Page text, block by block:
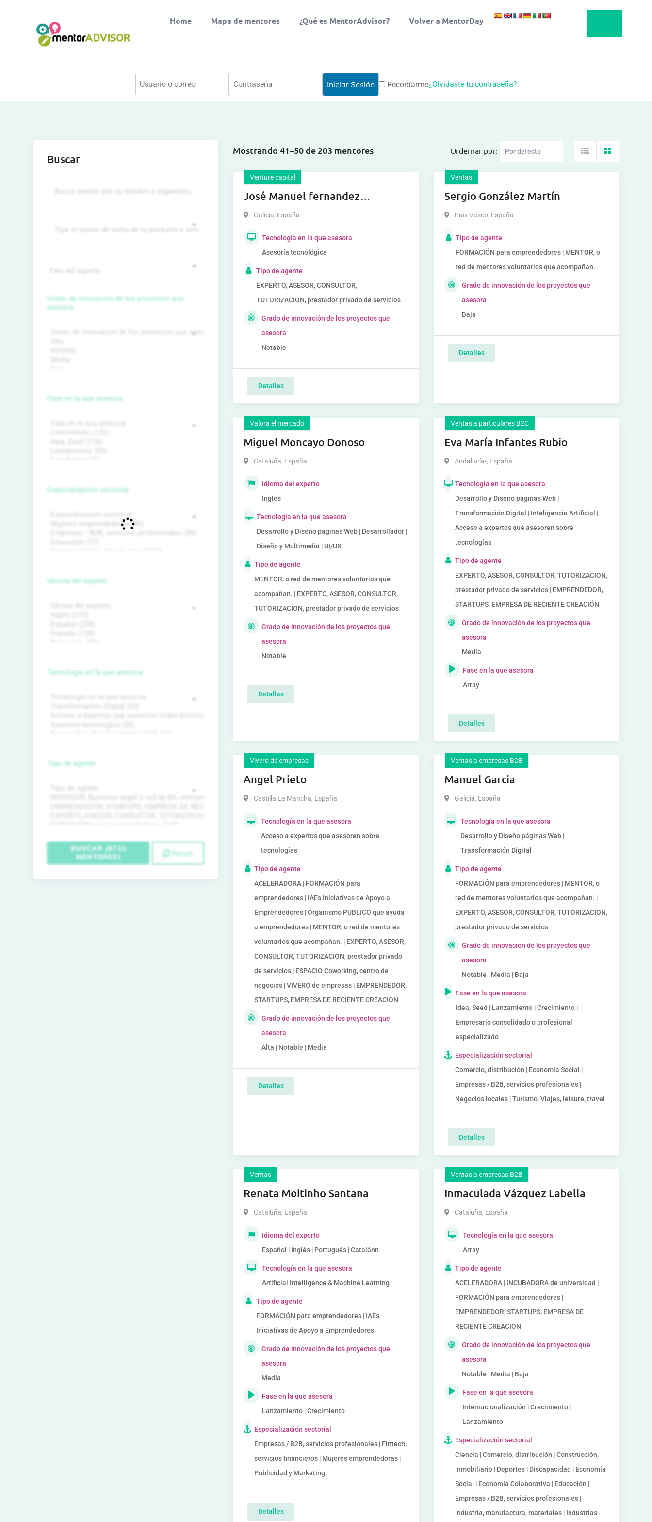
Home Mapa de mentores ¿Qué es MentorAdvisor? Volver a MentorDay
Recordarme¿Olvidaste tu contraseña?
Mostrando 41–50 de 203 mentores Ordernar por:
Venture capital
José Manuel fernandez
fernandez
Galicia, España
Tecnología en la que asesora
Asesoría tecnológica
Tipo de agente
EXPERTO, ASESOR, CONSULTOR,
TUTORIZACION, prestador privado de servicios
Grado de innovación de los proyectos que
asesora
Notable
Detalles
Ventas
Sergio González Martín
Pais Vasco, España
Tipo de agente
FORMACIÓN para emprendedores | MENTOR, o
red de mentores voluntarios que acompañan.
Grado de innovación de los proyectos que
asesora
Baja
Detalles
Valora el mercado
Miguel Moncayo Donoso
Cataluña, España
Idioma del experto
Inglés
Tecnología en la que asesora
Desarrollo y Diseño páginas Web | Desarrollador |
Diseño y Multimedia | UI/UX
Tipo de agente
MENTOR, o red de mentores voluntarios que
acompañan. | EXPERTO, ASESOR, CONSULTOR,
TUTORIZACION, prestador privado de servicios
Grado de innovación de los proyectos que
asesora
Notable
Detalles
Ventas a particulares B2C
Eva María Infantes Rubio
Andalucía-, España
Tecnología en la que asesora
Desarrollo y Diseño páginas Web |
Transformación Digital | Inteligencia Artificial |
Acceso a expertos que asesoren sobre
tecnologías
Tipo de agente
EXPERTO, ASESOR, CONSULTOR, TUTORIZACION,
prestador privado de servicios | EMPRENDEDOR,
STARTUPS, EMPRESA DE RECIENTE CREACIÓN
Grado de innovación de los proyectos que
asesora
Media
Fase en la que asesora
Array
Detalles
Vivero de empresas
Angel Prieto
Castilla La Mancha, España
Tecnología en la que asesora
Acceso a expertos que asesoren sobre
tecnologías
Tipo de agente
ACELERADORA | FORMACIÓN para
emprendedores | IAEs Iniciativas de Apoyo a
Emprendedores | Organismo PUBLICO que ayuda
a emprendedores | MENTOR, o red de mentores
voluntarios que acompañan. | EXPERTO, ASESOR,
CONSULTOR, TUTORIZACION, prestador privado
de servicios | ESPACIO Coworking, centro de
negocios | VIVERO de empresas | EMPRENDEDOR,
STARTUPS, EMPRESA DE RECIENTE CREACIÓN
Grado de innovación de los proyectos que
asesora
Alta | Notable | Media
Detalles
Ventas a empresas B2B
Manuel Garcia
Galicia, España
Tecnología en la que asesora
Desarrollo y Diseño páginas Web |
Transformación Digital
Tipo de agente
FORMACIÓN para emprendedores | MENTOR, o
red de mentores voluntarios que acompañan. |
EXPERTO, ASESOR, CONSULTOR, TUTORIZACION,
prestador privado de servicios
Grado de innovación de los proyectos que
asesora
Notable | Media | Baja
Fase en la que asesora
Idea, Seed | Lanzamiento | Crecimiento |
Empresario consolidado o profesional
especializado
Especialización sectorial
Comercio, distribución | Economía Social |
Empresas / B2B, servicios profesionales |
Negocios locales | Turismo, Viajes, leisure, travel
Detalles
Ventas
Renata Moitinho Santana
Cataluña, España
Idioma del experto
Español | Inglés | Portugués | Catalánn
Tecnología en la que asesora
Artificial Intelligence & Machine Learning
Tipo de agente
FORMACIÓN para emprendedores | IAEs
Iniciativas de Apoyo a Emprendedores
Grado de innovación de los proyectos que
asesora
Media
Fase en la que asesora
Lanzamiento | Crecimiento
Especialización sectorial
Empresas / B2B, servicios profesionales | Fintech,
servicios financieros | Mujeres emprendedoras |
Publicidad y Marketing
Detalles
Ventas a empresas B2B
Inmaculada Vázquez Labella
Cataluña, España
Tecnología en la que asesora
Array
Tipo de agente
ACELERADORA | INCUBADORA de universidad |
FORMACIÓN para emprendedores |
EMPRENDEDOR, STARTUPS, EMPRESA DE
RECIENTE CREACIÓN
Grado de innovación de los proyectos que
asesora
Notable | Media | Baja
Fase en la que asesora
Internacionalización | Crecimiento |
Lanzamiento
Especialización sectorial
Ciencia | Comercio, distribución | Construcción,
inmobiliario | Deportes | Discapacidad | Economía
Social | Economía Colaborativa | Educación |
Empresas / B2B, servicios profesionales |
Industria, manufactura, materiales | Industrias
Buscar
Grado de innovación de los proyectos que
asesora
Fase en la que asesora
Especialización sectorial
Idioma del experto
Tecnología en la que asesora
Tipo de agente
BUSCAR (6711
MENTORES)
Reset